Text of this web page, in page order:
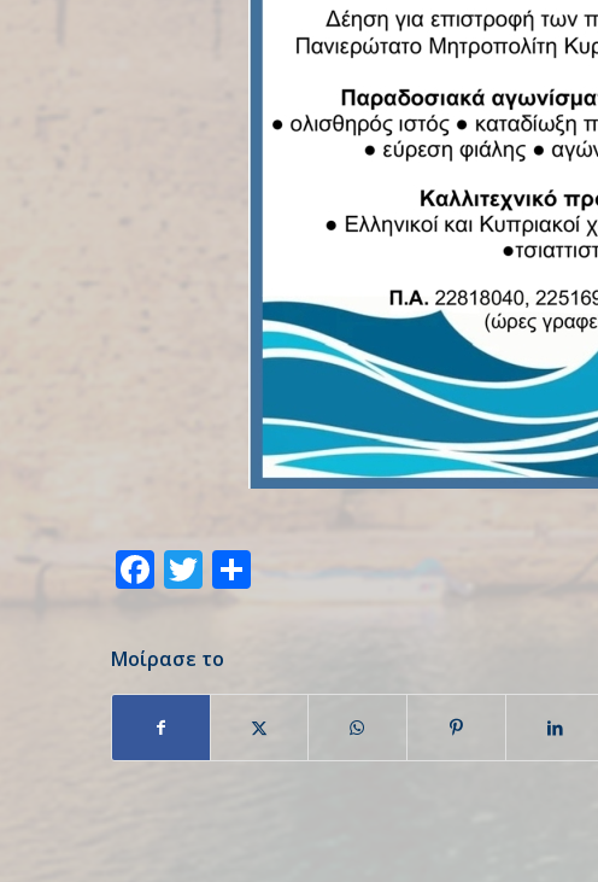
Facebook
Twitter
Share
Μοίρασε το